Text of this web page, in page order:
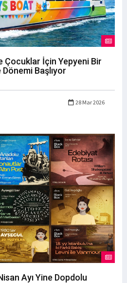
Çocuklar İçin Yepyeni Bir
Dönemi Başlıyor
28 Mar 2026
Ayı Yine Dopdolu